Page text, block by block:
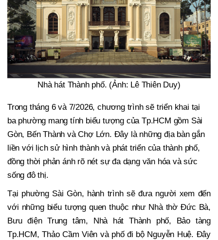
Nhà hát Thành phố. (Ảnh: Lê Thiên Duy)
Trong tháng 6 và 7/2026, chương trình sẽ triển khai tại
ba phường mang tính biểu tượng của Tp.HCM gồm Sài
Gòn, Bến Thành và Chợ Lớn. Đây là những địa bàn gắn
liền với lịch sử hình thành và phát triển của thành phố,
đồng thời phản ánh rõ nét sự đa dạng văn hóa và sức
sống đô thị.
Tại phường Sài Gòn, hành trình sẽ đưa người xem đến
với những biểu tượng quen thuộc như Nhà thờ Đức Bà,
Bưu điện Trung tâm, Nhà hát Thành phố, Bảo tàng
Tp.HCM, Thảo Cầm Viên và phố đi bộ Nguyễn Huệ. Đây